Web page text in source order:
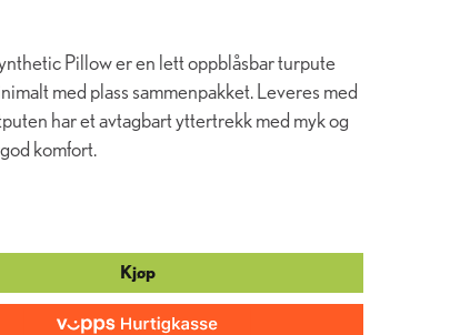
Pillow er en lett oppblåsbar turpute
med plass sammenpakket. Leveres med
har et avtagbart yttertrekk med myk og
komfort.
Kjøp